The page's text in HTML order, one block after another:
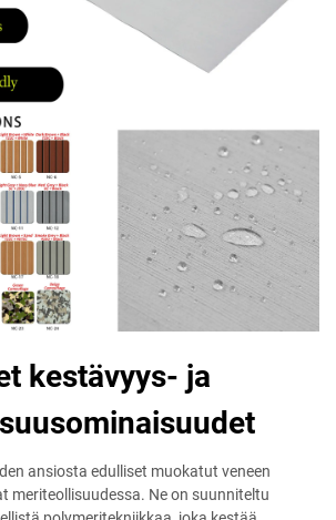
kestävyys- ja
ansiosta edulliset muokatut veneen
meriteollisuudessa. Ne on suunniteltu